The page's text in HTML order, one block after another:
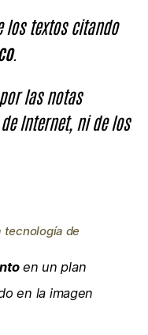
los textos citando
.
las notas
Internet, ni de los
tecnología de
en un plan
en la imagen